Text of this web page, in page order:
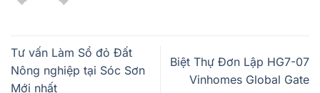
Tư vấn Làm Sổ đỏ Đất
Nông nghiệp tại Sóc Sơn
Mới nhất
Biệt Thự Đơn Lập HG7-07
Vinhomes Global Gate